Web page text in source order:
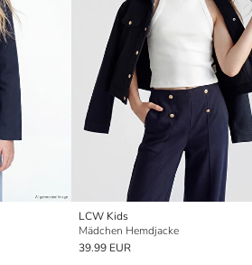
LCW Kids
Mädchen Hemdjacke
39.99 EUR